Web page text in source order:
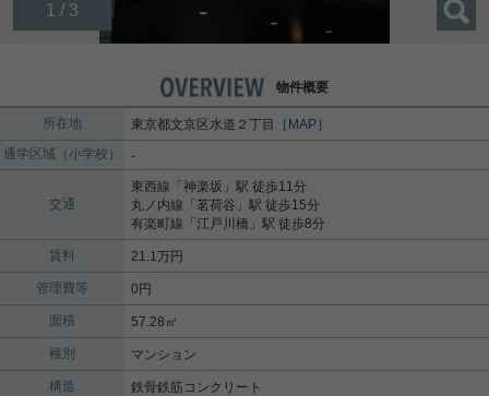
1 / 3
物件概要
所在地 東京都文京区水道 ２丁目
［MAP］
通学区域（小学校）
-
交通
東西線 「神楽坂 」駅 徒歩11分
丸ノ内線 「茗荷谷 」駅 徒歩15分
有楽町線 「江戸川橋 」駅 徒歩8分
賃料 21.1万円
管理費等 0円
面積 57.28㎡
種別 マンション
構造 鉄骨鉄筋コンクリート